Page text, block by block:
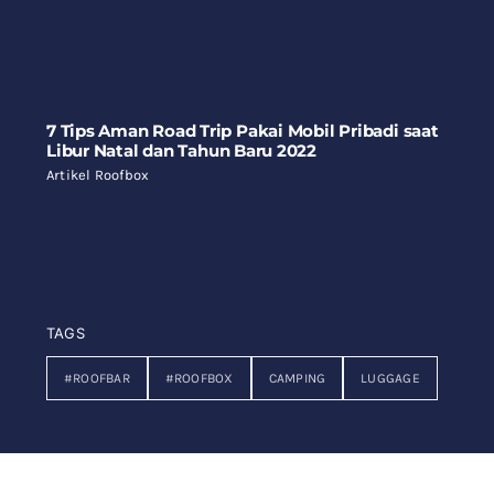
7 Tips Aman Road Trip Pakai Mobil Pribadi saat
Libur Natal dan Tahun Baru 2022
Artikel Roofbox
TAGS
#ROOFBAR #ROOFBOX CAMPING LUGGAGE